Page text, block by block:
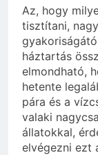
Az, hogy
tisztítani,
háztartás
elmondható,
hetente
pára és a
valaki
állatokkal,
elvégezni ezt